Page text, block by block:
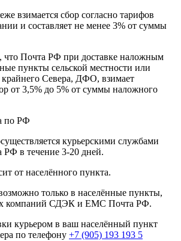
взимается сбор согласно тарифов
и составляет не менее 3% от суммы
что Почта РФ при доставке наложным
пункты сельской местности или
Севера, ДФО, взимает
от 3,5% до 5% от суммы наложного
по РФ
курьерскими службами
в течение 3-20 дней.
от населённого пункта.
только в населённые пункты,
компаний СДЭК и ЕМС Почта РФ.
курьером в ваш населённый пункт
по телефону +7 (905) 193 193 5